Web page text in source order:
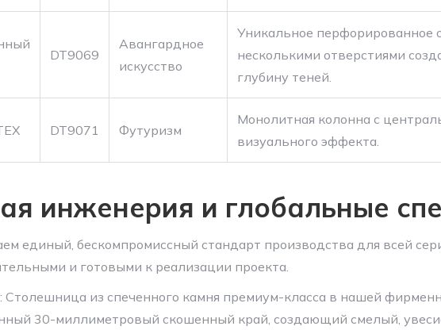
DT9069
Авангардное
искусство
Уникальное перфорированное
несколькими отверстиями
глубину теней.
DT9071 Футуризм
Монолитная колонна с
визуального эффекта.
инженерия и глобальные
единый, бескомпромиссный стандарт производства для всей
и готовыми к реализации проекта.
: Столешница из спеченного камня премиум-класса в нашей
30-миллиметровый скошенный край, создающий смелый,